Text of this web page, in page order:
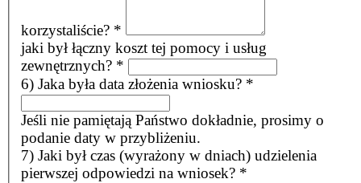
korzystaliście? *
jaki był łączny koszt tej pomocy i usług
zewnętrznych? *
6) Jaka była data złożenia wniosku? *
Jeśli nie pamiętają Państwo dokładnie, prosimy o
podanie daty w przybliżeniu.
7) Jaki był czas (wyrażony w dniach) udzielenia
pierwszej odpowiedzi na wniosek? *